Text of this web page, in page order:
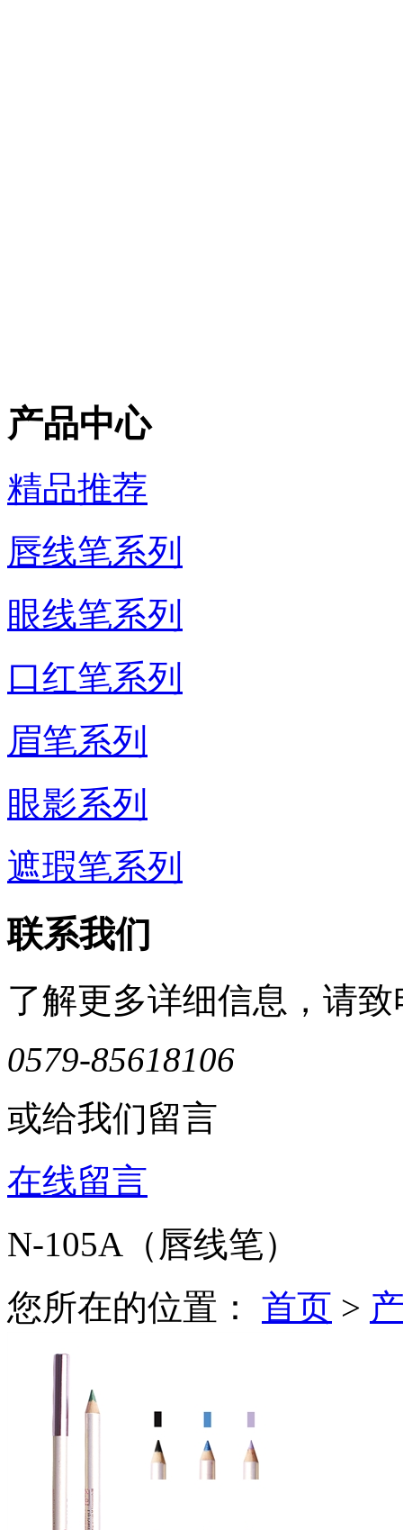
产品中心
精品推荐
唇线笔系列
眼线笔系列
口红笔系列
眉笔系列
眼影系列
遮瑕笔系列
联系我们
了解更多详细信息，请致
0579-85618106
或给我们留言
在线留言
N-105A（唇线笔）
您所在的位置： 首页 >